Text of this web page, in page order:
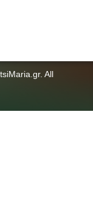
All